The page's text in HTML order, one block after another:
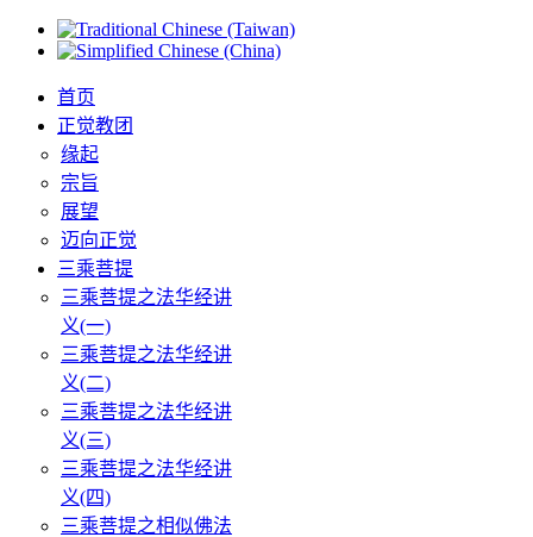
首页
正觉教团
缘起
宗旨
展望
迈向正觉
三乘菩提
三乘菩提之法华经讲
义(一)
三乘菩提之法华经讲
义(二)
三乘菩提之法华经讲
义(三)
三乘菩提之法华经讲
义(四)
三乘菩提之相似佛法